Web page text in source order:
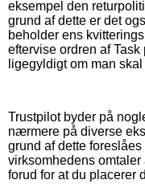
eksempel den
grund af dette er det
beholder ens
eftervise ordren af
ligegyldigt om man
Trustpilot byder på
nærmere på diverse
grund af dette
virksomhedens
forud for at du placerer